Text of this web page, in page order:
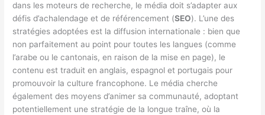
dans les moteurs de recherche, le média doit s’adapter aux
défis d’achalendage et de référencement (SEO). L’une des
stratégies adoptées est la diffusion internationale : bien que
non parfaitement au point pour toutes les langues (comme
l’arabe ou le cantonais, en raison de la mise en page), le
contenu est traduit en anglais, espagnol et portugais pour
promouvoir la culture francophone. Le média cherche
également des moyens d’animer sa communauté, adoptant
potentiellement une stratégie de la longue traîne, où la